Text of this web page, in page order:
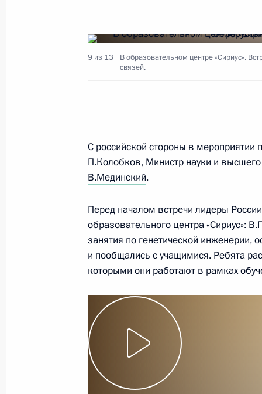
Встреча с руководителем
Никитиным
21 февраля 2019 года, 16:30
Телефонный разговор с Премьер-
Биньямином Нетаньяху
21 февраля 2019 года, 12:35
20 февраля 2019 года, среда
Встреча с представителями
и печатных СМИ
20 февраля 2019 года, 19:30
9 из 13
В образовательном центре «Сириус».
связей.
С российской стороны в мероприятии
П.Колобков, Министр науки и
В.Мединский.
Перед началом встречи лидеры
образовательного центра «Сириус»:
занятия по генетической инженерии,
и пообщались с учащимися. Ребята
которыми они работают в рамках